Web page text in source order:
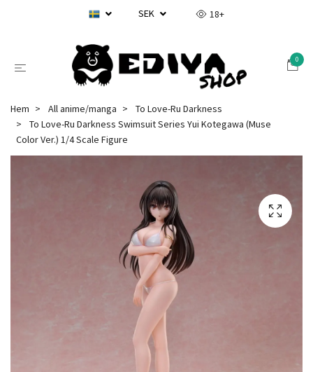
SEK 18+
0
Hem All anime/manga
To Love-Ru Darkness
To Love-Ru Darkness Swimsuit Series Yui Kotegawa (Muse
Color Ver.) 1/4 Scale Figure